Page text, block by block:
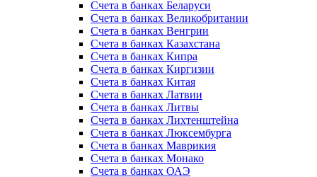
Счета в банках Беларуси
Счета в банках Великобритании
Счета в банках Венгрии
Счета в банках Казахстана
Счета в банках Кипра
Счета в банках Киргизии
Счета в банках Китая
Счета в банках Латвии
Счета в банках Литвы
Счета в банках Лихтенштейна
Счета в банках Люксембурга
Счета в банках Маврикия
Счета в банках Монако
Счета в банках ОАЭ